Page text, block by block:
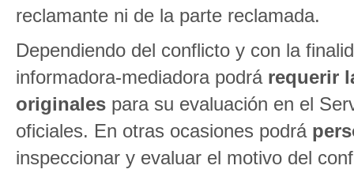
reclamante ni de la parte reclamada.
Dependiendo del conflicto y con la
informadora-mediadora podrá requerir
originales para su evaluación en el
oficiales. En otras ocasiones podrá
inspeccionar y evaluar el motivo del